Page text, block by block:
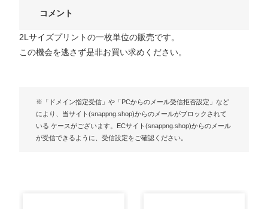
コメント
2Lサイズプリントの一枚単位の販売です。
この機会を逃さず是非お買い求めください。
※「ドメイン指定受信」や「PCからのメール受信拒否設定」など
により、当サイト(snappng.shop)からのメールがブロックされて
いる ケースがございます。ECサイト(snappng.shop)からのメール
が受信できるように、受信設定をご確認ください。